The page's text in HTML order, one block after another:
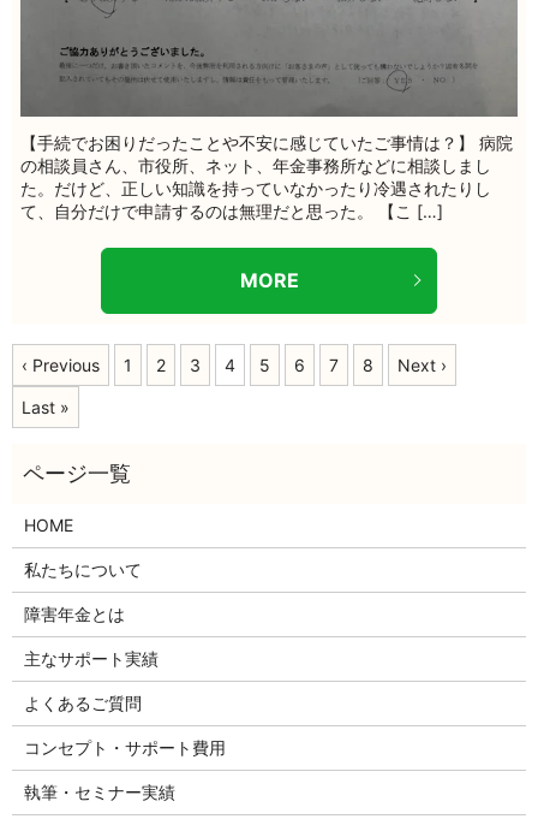
【手続でお困りだったことや不安に感じていたご事情は？】 病院
の相談員さん、市役所、ネット、年金事務所などに相談しまし
た。だけど、正しい知識を持っていなかったり冷遇されたりし
て、自分だけで申請するのは無理だと思った。 【こ […]
MORE
‹ Previous 1 2 3 4 5 6 7 8 Next ›
Last »
HOME
私たちについて
障害年金とは
主なサポート実績
よくあるご質問
コンセプト・サポート費用
執筆・セミナー実績